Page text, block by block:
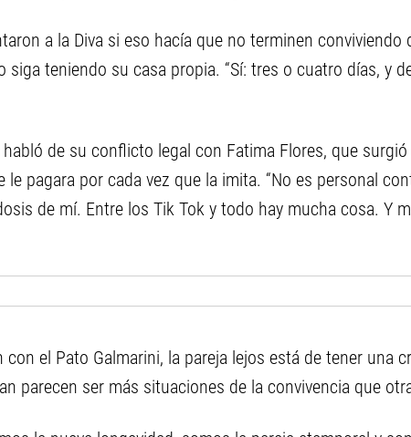
a la Diva si eso hacía que no terminen conviviendo
siga teniendo su casa propia. “Sí: tres o cuatro días, y
de su conflicto legal con Fatima Flores, que
pagara por cada vez que la imita. “No es personal
de mí. Entre los Tik Tok y todo hay mucha cosa. Y
el Pato Galmarini, la pareja lejos está de tener una
parecen ser más situaciones de la convivencia que